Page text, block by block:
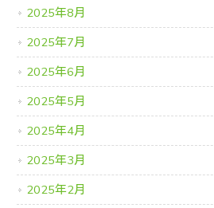
2025年8月
2025年7月
2025年6月
2025年5月
2025年4月
2025年3月
2025年2月